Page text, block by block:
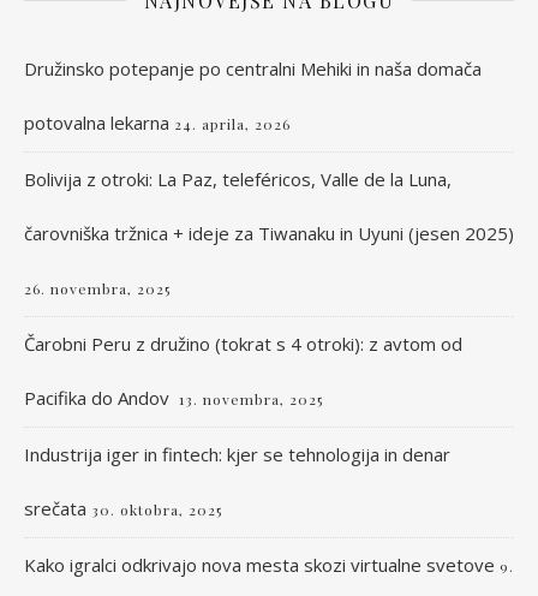
Družinsko potepanje po centralni Mehiki in naša domača
potovalna lekarna 24. aprila, 2026
Bolivija z otroki: La Paz, teleféricos, Valle de la Luna,
čarovniška tržnica + ideje za Tiwanaku in Uyuni (jesen 2025)
26. novembra, 2025
Čarobni Peru z družino (tokrat s 4 otroki): z avtom od
Pacifika do Andov 13. novembra, 2025
Industrija iger in fintech: kjer se tehnologija in denar
srečata 30. oktobra, 2025
Kako igralci odkrivajo nova mesta skozi virtualne svetove 9.